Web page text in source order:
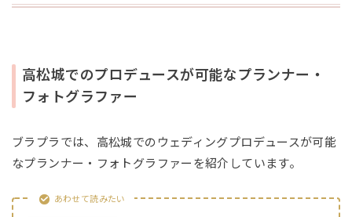
高松城でのプロデュースが可能なプランナー・
フォトグラファー
ブラプラでは、高松城でのウェディングプロデュースが可能
なプランナー・フォトグラファーを紹介しています。
あわせて読みたい